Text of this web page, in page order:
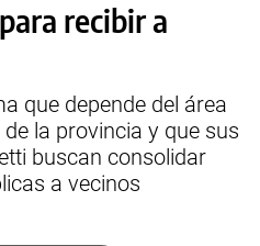
recibir a
que depende del área
la provincia y que sus
buscan consolidar
a vecinos